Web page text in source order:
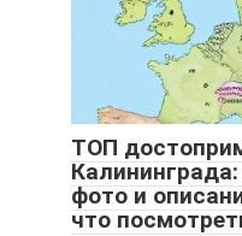
ТОП
фото и
что